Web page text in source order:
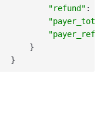
"refund" :
}
}